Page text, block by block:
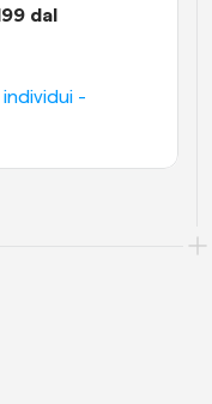
dal
individui -